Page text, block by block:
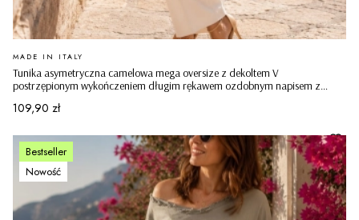
Tunika asymetryczna camelowa mega oversize z dekoltem V
postrzępionym wykończeniem długim rękawem ozdobnym napisem z
PRODUCENT
MADE IN ITALY
Cena
109,90 zł
Bestseller
Nowość